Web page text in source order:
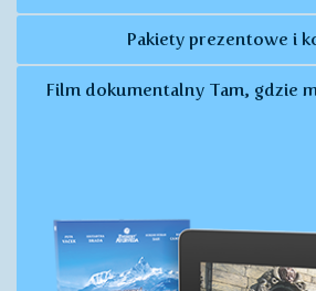
Pakiety prezentowe i
Film dokumentalny Tam, gdzie